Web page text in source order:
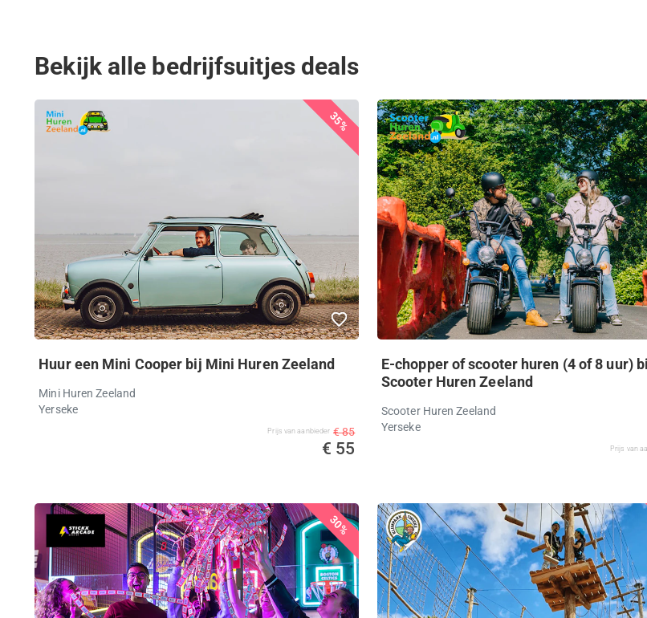
Bekijk alle bedrijfsuitjes deals
35%
Huur een Mini Cooper bij Mini Huren Zeeland
Mini Huren Zeeland
Yerseke
Prijs van aanbieder € 85
€ 55
E-chopper of scooter huren (4 of 8 uur)
Scooter Huren Zeeland
Scooter Huren Zeeland
Yerseke
Prijs van
30%